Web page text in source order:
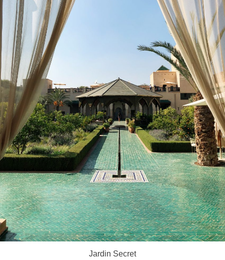
Jardin Secret